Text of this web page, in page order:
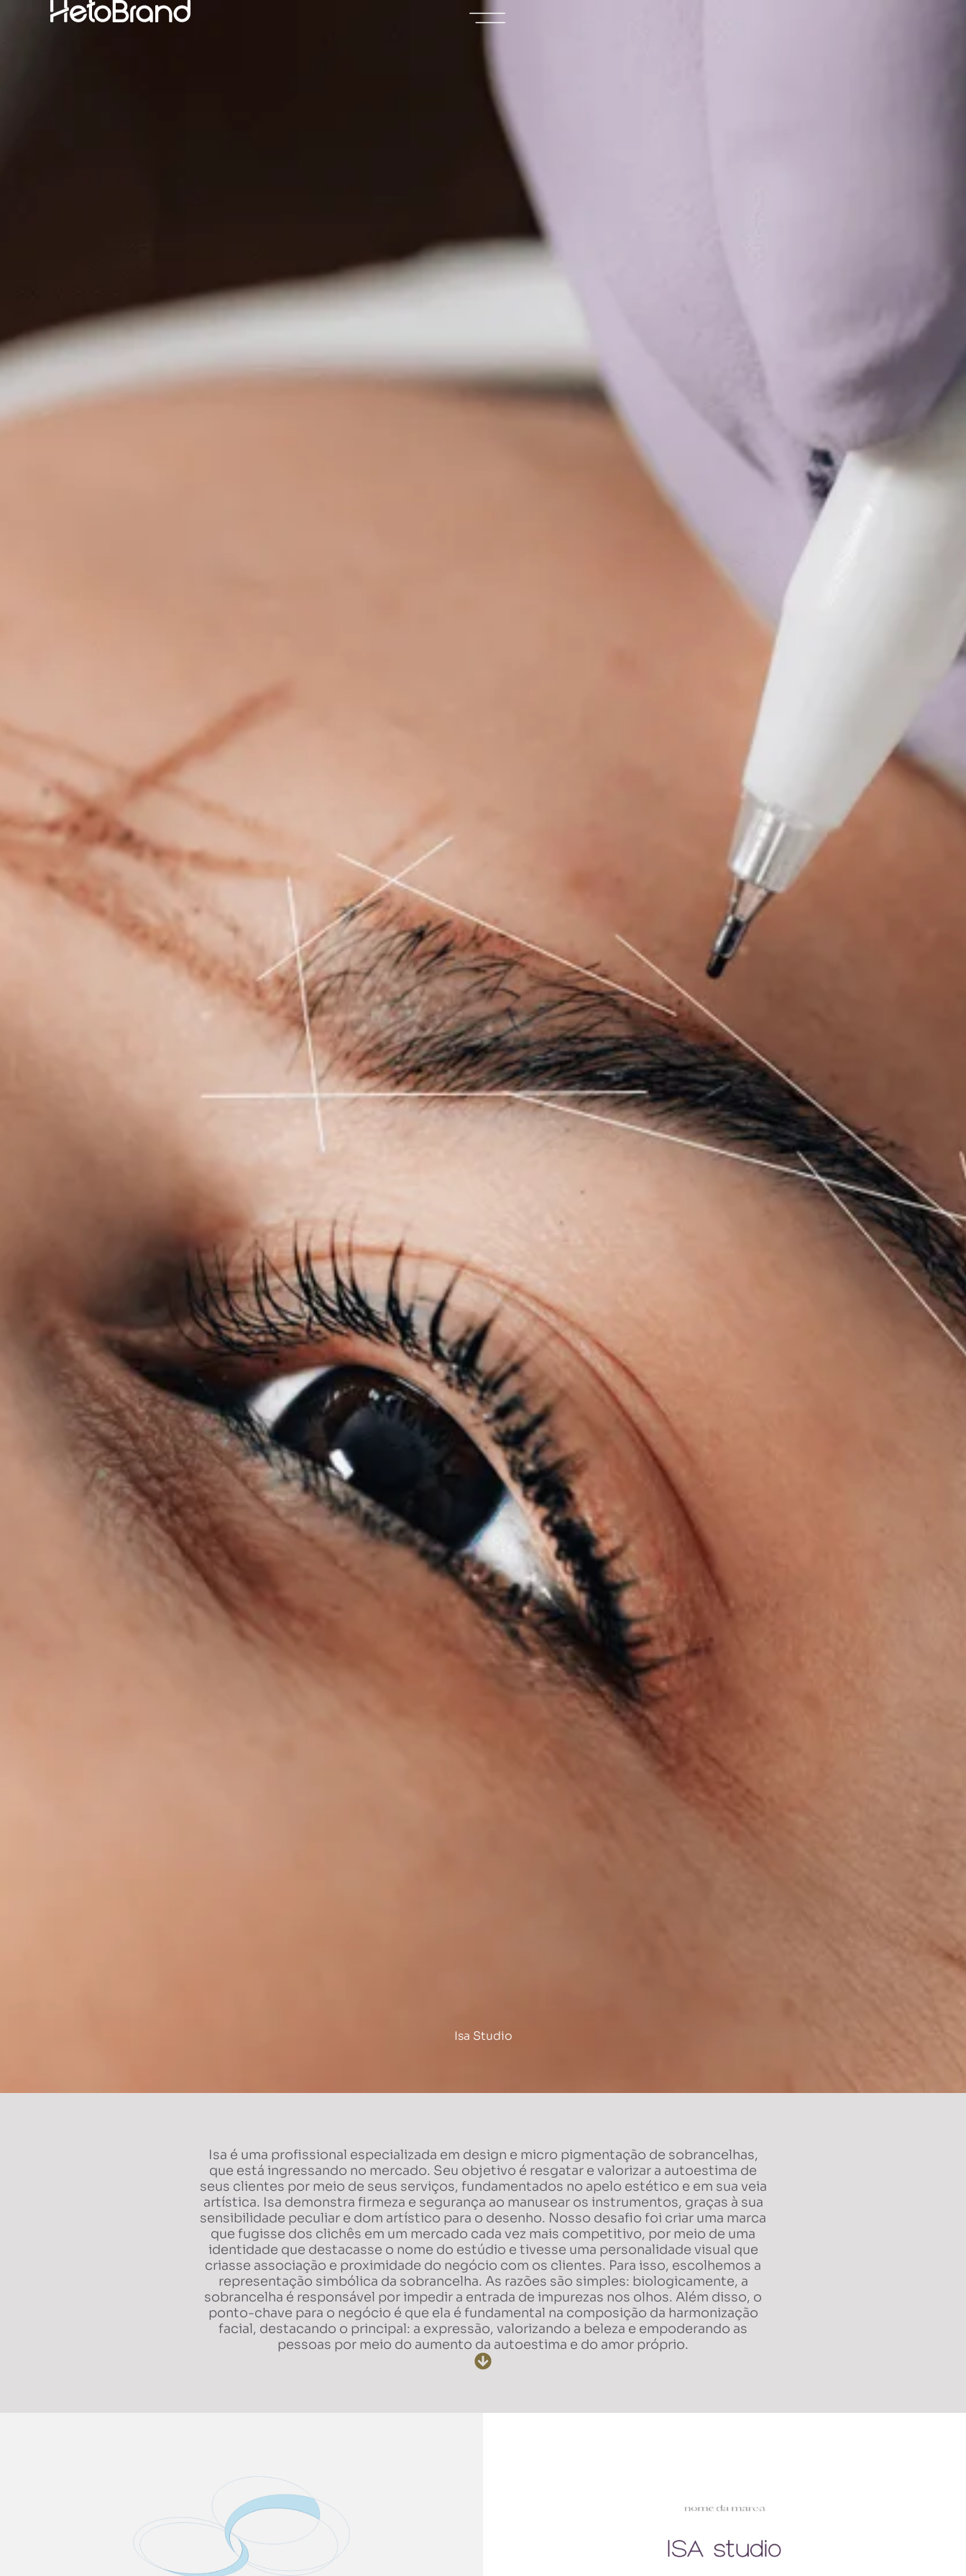
Isa Studio
Isa é uma profissional especializada em design e micro pigmentação de sobrancelhas,
que está ingressando no mercado. Seu objetivo é resgatar e valorizar a autoestima de
seus clientes por meio de seus serviços, fundamentados no apelo estético e em sua veia
artística. Isa demonstra firmeza e segurança ao manusear os instrumentos, graças à sua
sensibilidade peculiar e dom artístico para o desenho. Nosso desafio foi criar uma marca
que fugisse dos clichês em um mercado cada vez mais competitivo, por meio de uma
identidade que destacasse o nome do estúdio e tivesse uma personalidade visual que
criasse associação e proximidade do negócio com os clientes. Para isso, escolhemos a
representação simbólica da sobrancelha. As razões são simples: biologicamente, a
sobrancelha é responsável por impedir a entrada de impurezas nos olhos. Além disso, o
ponto-chave para o negócio é que ela é fundamental na composição da harmonização
facial, destacando o principal: a expressão, valorizando a beleza e empoderando as
pessoas por meio do aumento da autoestima e do amor próprio.